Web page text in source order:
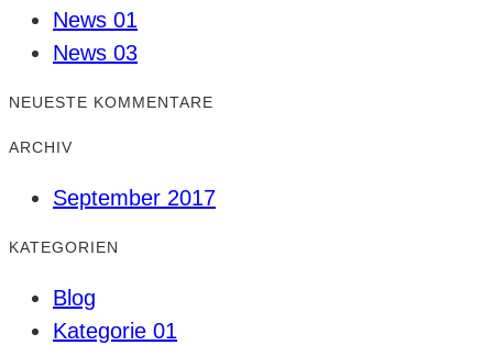
News 01
News 03
NEUESTE KOMMENTARE
ARCHIV
September 2017
KATEGORIEN
Blog
Kategorie 01